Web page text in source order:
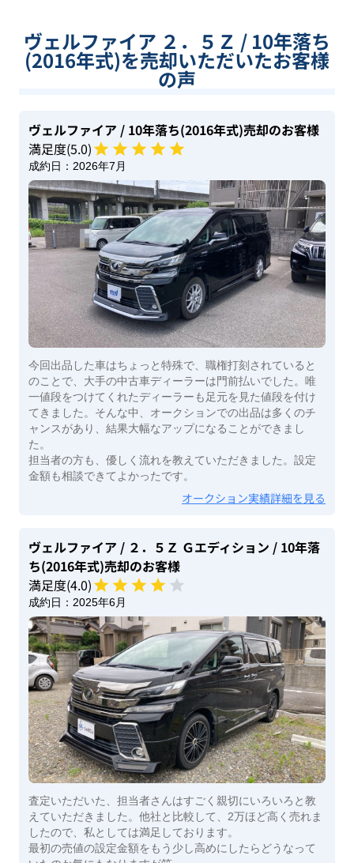
ヴェルファイア ２．５Ｚ / 10年落ち
(2016年式)を売却いただいたお客様
の声
ヴェルファイア / 10年落ち(2016年式)売却のお客様
満足度(5.0)
成約日： 2026年7月
今回出品した車はちょっと特殊で、職権打刻されていると
のことで、大手の中古車ディーラーは門前払いでした。唯
一値段をつけてくれたディーラーも足元を見た値段を付け
てきました。そんな中、オークションでの出品は多くのチ
ャンスがあり、結果大幅なアップになることができまし
た。
担当者の方も、優しく流れを教えていただきました。設定
金額も相談できてよかったです。
オークション実績詳細を見る
ヴェルファイア / ２．５Ｚ Ｇエディション / 10年落
ち(2016年式)売却のお客様
満足度(4.0)
成約日： 2025年6月
査定いただいた、担当者さんはすごく親切にいろいろと教
えていただきました。他社と比較して、2万ほど高く売れま
したので、私としては満足しております。
最初の売値の設定金額をもう少し高めにしたらどうなって